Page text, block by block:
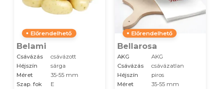
Előrendelhető
Belami
Csávázás
csávázott
Héjszín
sárga
Méret
35-55 mm
Szap. fok
E
Előrendelhető
Bellarosa
AKG
AKG
Csávázás
csávázatlan
Héjszín
piros
Méret
35-55 mm